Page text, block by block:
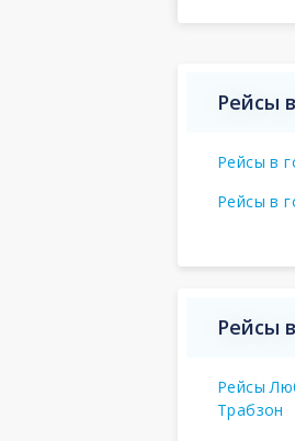
Рейсы
Рейсы в
Рейсы в
Рейсы
Рейсы
Трабзон